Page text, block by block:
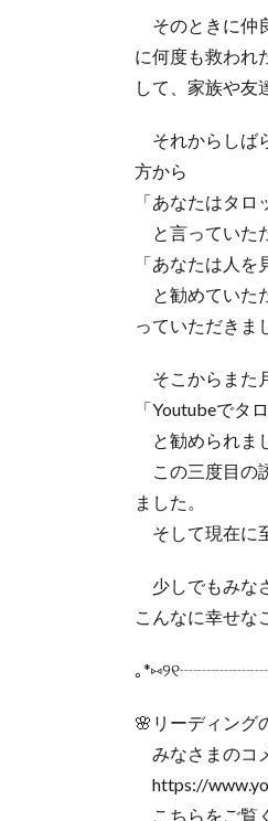
そのときに仲
に何度も救われ
して、家族や友
それからしば
方から
「あなたはタ
と言っていた
「あなたは人を
と勧めていた
っていただきま
そこからまた
「Youtubeでタ
と勧められま
この三度目の
ました。
そして現在に
少しでもみな
こんなに幸せな
｡
🌸リーディング
みなさまのコ
https://
こちらをご覧